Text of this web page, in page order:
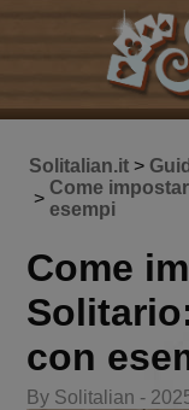
Solitalian.it >
>
Come
esempi
Come
con
By Solitalian -